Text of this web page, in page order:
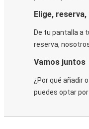
Elige, reserva,
De tu pantalla a
reserva,
Vamos juntos
¿Por qué añadir
puedes optar